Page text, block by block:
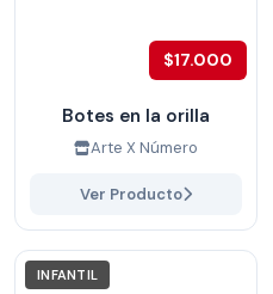
$17.000
Botes en la orilla
Arte X Número
Ver Producto
INFANTIL